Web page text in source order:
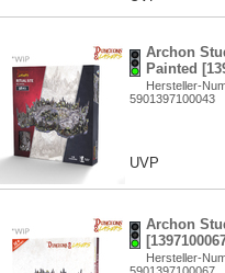
Archon
Painted
Hersteller-
5901397100043
UVP
Archon
Hersteller-